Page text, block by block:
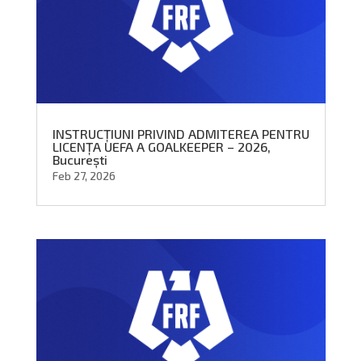
INSTRUCȚIUNI PRIVIND ADMITEREA PENTRU
LICENȚA UEFA A GOALKEEPER – 2026,
București
Feb 27, 2026